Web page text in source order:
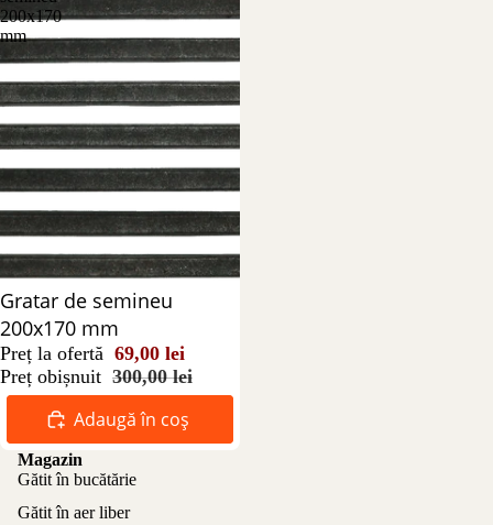
200x170
mm
Reducere 77%
Gratar de semineu
200x170 mm
Preț la ofertă 69,00 lei
Preț obișnuit 300,00 lei
Adaugă în coș
Magazin
Gătit în bucătărie
Gătit în aer liber